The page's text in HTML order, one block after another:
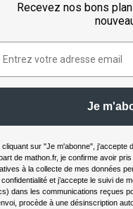
panier.
prix volume exclusives au site
appliquées sur les unités
les produits hors marques Seb,
Offre non applicable en
Recevez nos bons
Je
cliquant sur "Je m'abonne", j'accepte
de mathon.fr, je confirme avoir
à la collecte de mes données
confidentialité et j’accepte le suivi de
dans les communications reçues
procède à une désinscription